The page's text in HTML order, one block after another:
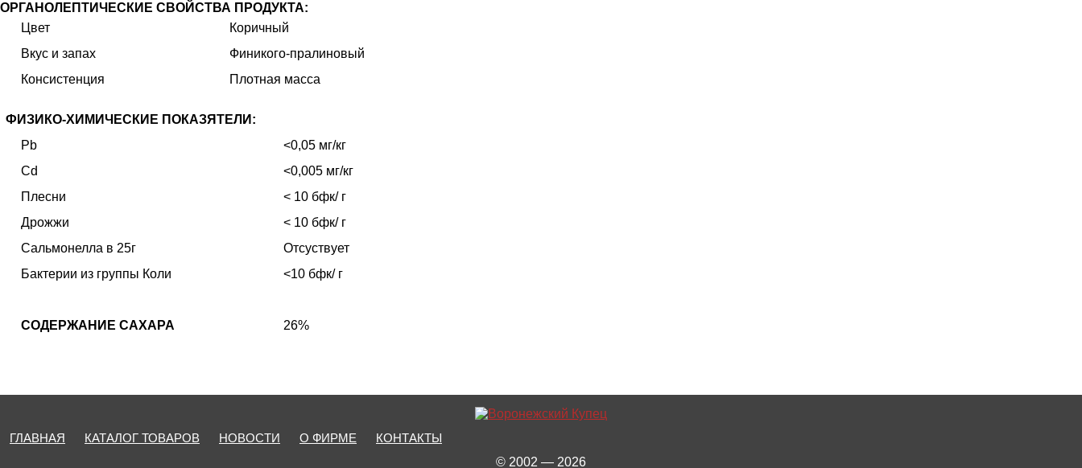
ОРГАНОЛЕПТИЧЕСКИЕ СВОЙСТВА ПРОДУКТА:
Цвет
Коричный
Вкус и запах
Финикого-пралиновый
Консистенция
Плотная масса
ФИЗИКО-ХИМИЧЕСКИЕ ПОКАЗЯТЕЛИ:
Pb
<0,05 мг/кг
Cd
<0,005 мг/кг
Плесни
< 10 бфк/ г
Дрожжи
< 10 бфк/ г
Сальмонелла в 25г
Отсуствует
Бактерии из группы Коли
<10 бфк/ г
СОДЕРЖАНИЕ САХАРА 26%
ГЛАВНАЯ КАТАЛОГ ТОВАРОВ НОВОСТИ О ФИРМЕ
КОНТАКТЫ
© 2002 — 2026